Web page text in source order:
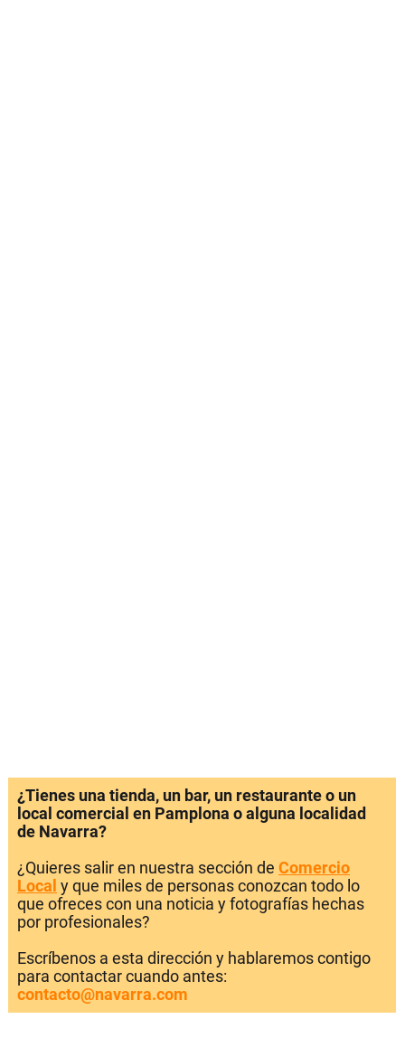
¿Tienes una tienda, un bar, un restaurante o un
local comercial en Pamplona o alguna localidad
de Navarra?
¿Quieres salir en nuestra sección de Comercio
Local y que miles de personas conozcan todo lo
que ofreces con una noticia y fotografías hechas
por profesionales?
Escríbenos a esta dirección y hablaremos contigo
para contactar cuando antes:
contacto@navarra.com